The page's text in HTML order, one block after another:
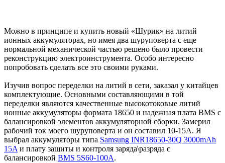
Можно в принципе и купить новый «Шурик» на литий
ионных аккумуляторах, но имея два шуруповерта с еще
нормальной механической частью решено было провести
реконструкцию электроинструмента. Особо интересно
попробовать сделать все это своими руками.
Изучив вопрос переделки на литий в сети, заказал у китайцев
комплектующие. Основными составляющими в той
переделки являются качественные высокотоковые литий
ионные аккумуляторы формата 18650 и надежная плата BMS с
балансировкой элементов аккумуляторной сборки. Замерил
рабочий ток моего шуруповерта и он составил 10-15А. Я
выбрал аккумуляторы типа Samsung INR18650-30Q 3000mAh
15Aи плату защиты и контроля заряда\разряда с
балансировкой BMS 5S60-100A.